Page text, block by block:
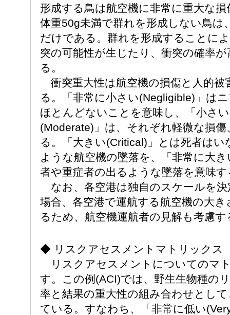
形成する鳥は航空機に非常に重大な
体重50g未満で群れを形成しない鳥は
だけである。群れを形成することに
突の可能性が生じたり、衝突の確率
る。
衝突重大性は航空機の損傷と人的被
る。「非常に小さい(Negligible)」は
ほとんどないことを意味し、「小さ
(Moderate)」は、それぞれ軽微な損
る。「大きい(Critical)」とは死者は
ような航空機の墜落を、「非常に大
者や重症者の出るような墜落を意味す
なお、各空港は独自のスケールを
場合、各空港で運航する航空機の大
るため、航空機運航者の見解も考慮
◆ リスクアセスメントマトリックス
リスクアセスメントについてのマ
す。この例(ACI)では、野生生物種の
率と結果の重大性の組み合わせとし
ている。すなわち、「非常に低い